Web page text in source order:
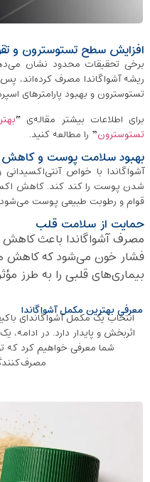
افزایش سطح تستوسترون و
تستوسترون و بهبود پارامترهای
برای اطلاعات بیشتر مقاله‌ی “
تستوسترون” را مطالعه کنید.
بهبود سلامت پوست و
آشواگاندا با خواص
شدن پوست را کند کند. کاهش
قوام و رطوبت طبیعی پوست
حمایت از سلامت قلب
مصرف آشواگاندا باعث
فشار خون می‌شود که کاهش
بیماری‌های قلبی را به طرز
معرفی بهترین مکمل آشواگاندا
انتخاب یک مکمل آشواگاندای
اثربخش و پایدار دارد. در ادامه،
شما معرفی خواهیم کرد که